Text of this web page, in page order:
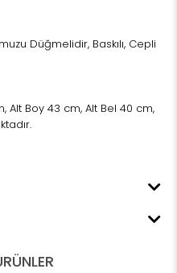
Düğmelidir, Baskılı, Cepli
Alt Boy 43 cm, Alt Bel 40 cm,